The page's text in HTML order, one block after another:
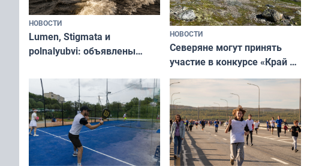
НОВОСТИ
Lumen, Stigmata и
polnalyubvi: объявлены
«Имандра» в 2026 года
НОВОСТИ
Северяне могут принять
участие в конкурсе «Край у
северной границы: фотогид
по Печенгскому округу»